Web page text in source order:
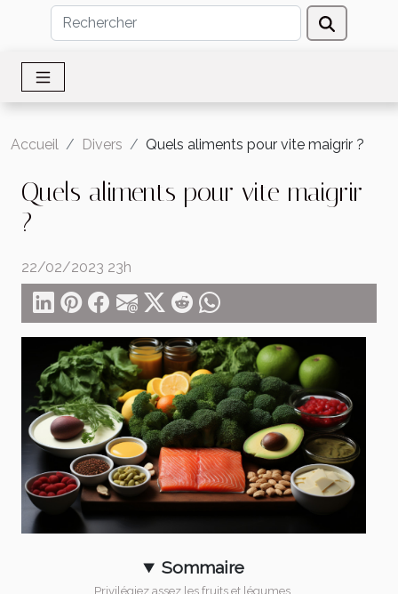
Accueil Divers Quels aliments pour vite maigrir ?
Quels aliments pour vite maigrir
?
22/02/2023 23h
Sommaire
Privilégiez assez les fruits et légumes